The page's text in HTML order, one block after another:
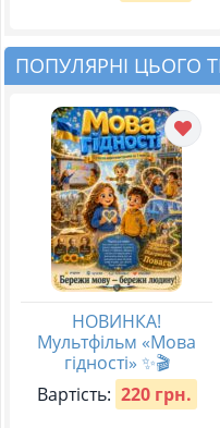
ПОПУЛЯРНІ ЦЬОГО
НОВИНКА!
Мультфільм «Мова
гідності» ✨🎬
Вартість: 220 грн.